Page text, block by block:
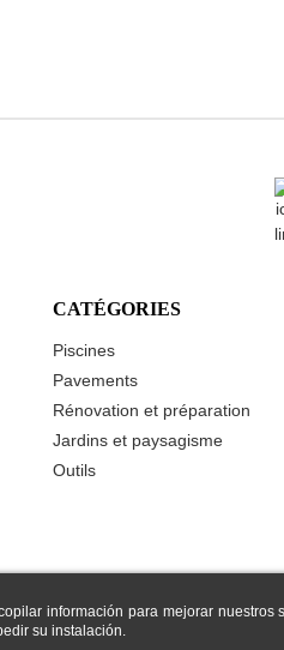
información para mejorar
su instalación.
CATÉGORIES
Piscines
Pavements
Rénovation et préparation
Jardins et paysagisme
Outils